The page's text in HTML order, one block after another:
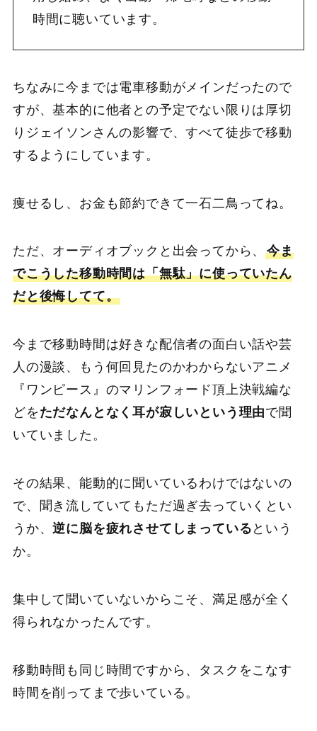
時間に聴いています。
ちなみに今までは電車移動がメインだったので
すが、基本的に他者との予定でない限りは厚切
りジェイソンさんの影響で、すべて徒歩で移動
するようにしています。
痩せるし、お金も節約できて一石二鳥ってね。
ただ、オーディオブックと出会ってから、今ま
でこうした移動時間は「無駄」に使っていたん
だと後悔してて。
今まで移動時間は好きな配信者の面白い話や芸
人の漫談、もう何回見たのかわからないアニメ
『ワンピース』のマリンフォード頂上決戦編な
どを ただなんとなく耳が寂しいという理由で聞
いていました。
その結果、能動的に聞いているわけではないの
で、聞き流していてもただ過ぎ去っていくとい
うか、逆に脳を疲れさせてしまっている という
か。
集中して聞いていないからこそ、満足感が全く
得られなかったんです。
移動時間も同じ時間ですから、タスクをこなす
時間を削ってまで歩いている。